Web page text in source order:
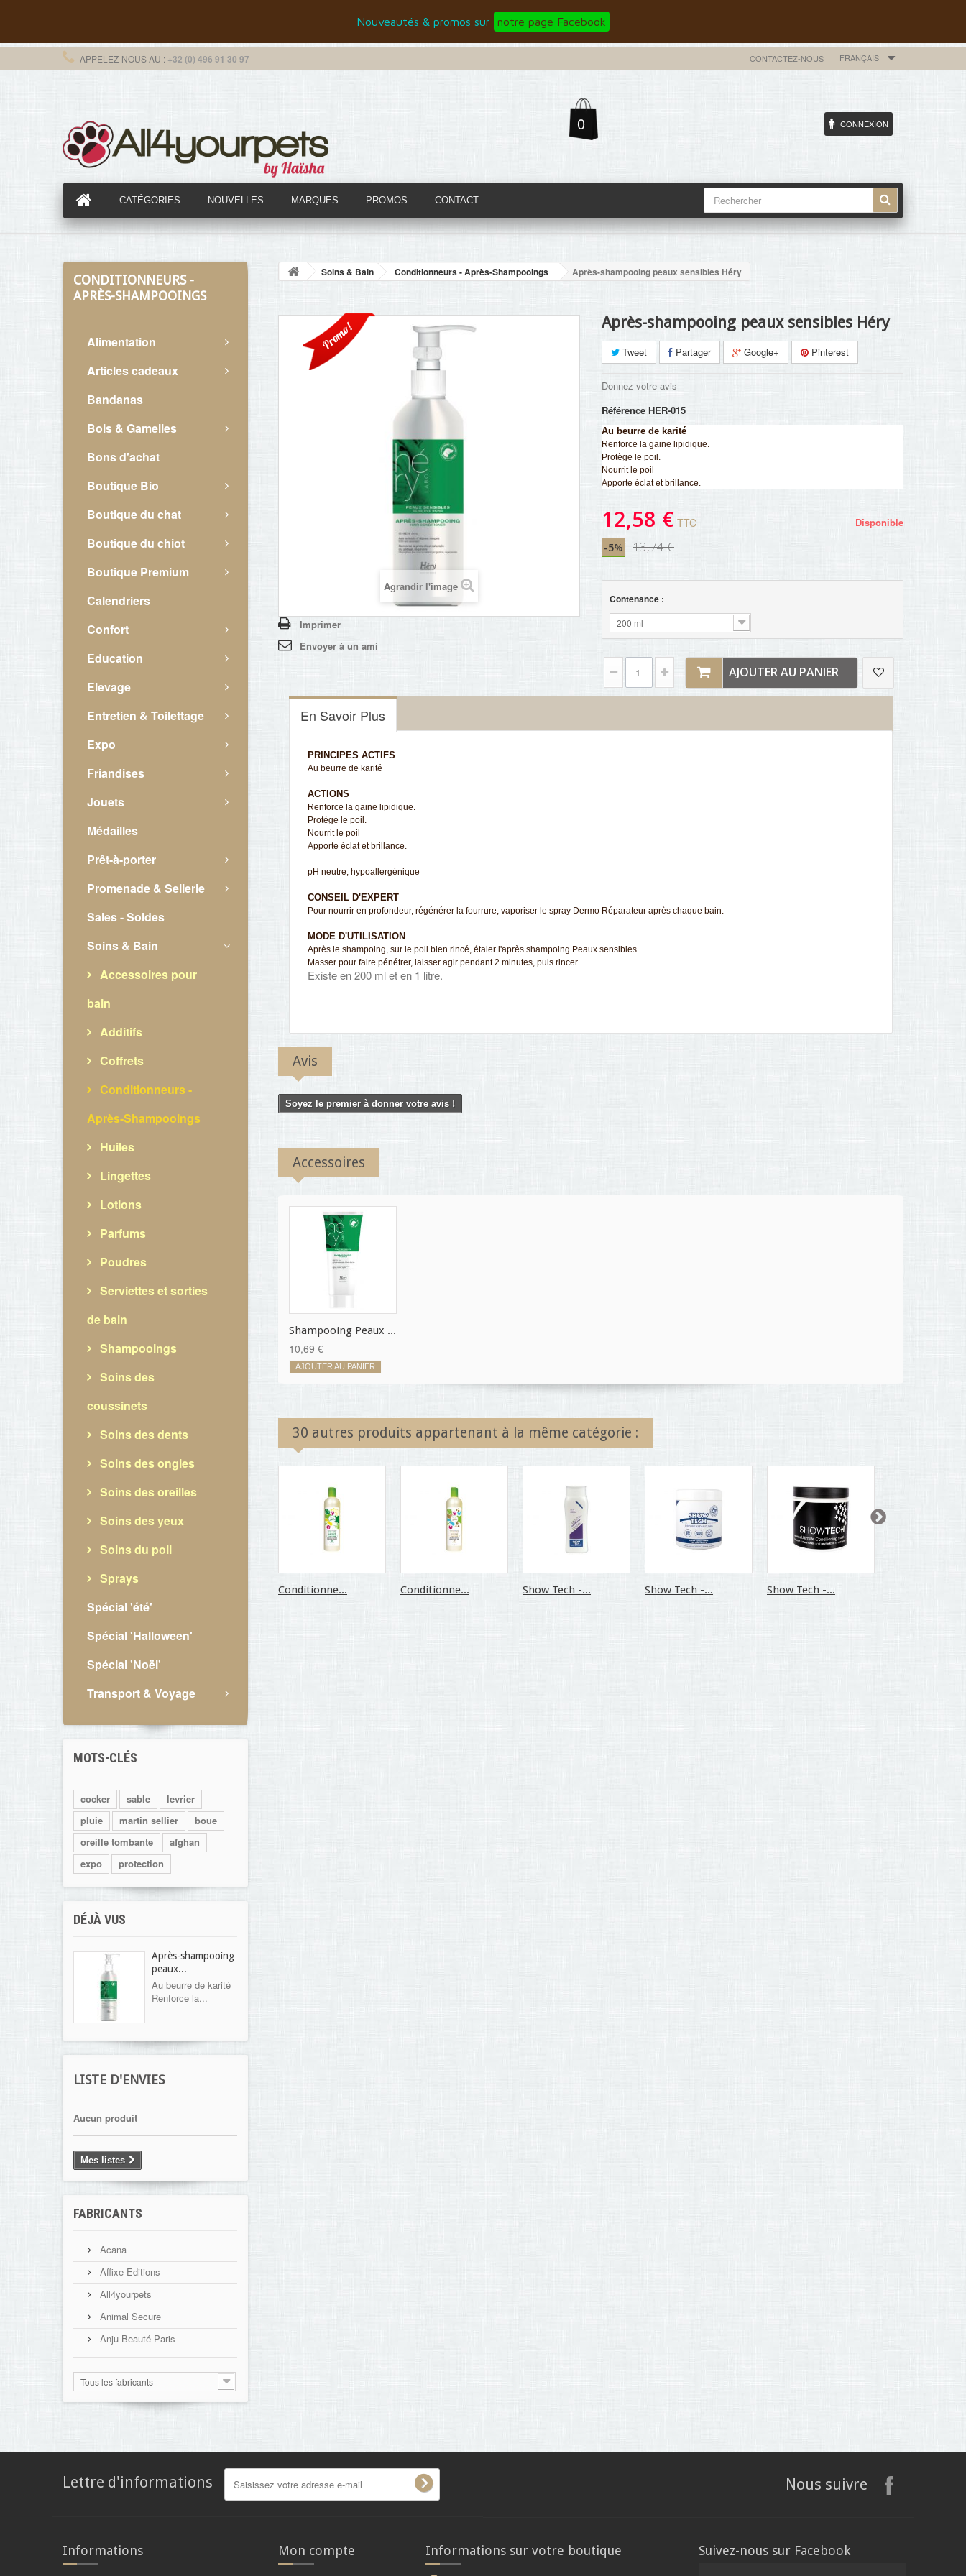
Nouveautés & promos sur notre page Facebook
FRANÇAIS
CONTACTEZ-NOUS
APPELEZ-NOUS AU : +32 (0) 496 91 30 97
0 CONNEXION
CATÉGORIES NOUVELLES MARQUES PROMOS CONTACT
CONDITIONNEURS -
APRÈS-SHAMPOOINGS
Alimentation
Articles cadeaux
Bandanas
Bols & Gamelles
Bons d'achat
Boutique Bio
Boutique du chat
Boutique du chiot
Boutique Premium
Calendriers
Confort
Education
Elevage
Entretien & Toilettage
Expo
Friandises
Jouets
Médailles
Prêt-à-porter
Promenade & Sellerie
Sales - Soldes
Soins & Bain
Accessoires pour
bain
Additifs
Coffrets
Conditionneurs -
Après-Shampooings
Huiles
Lingettes
Lotions
Parfums
Poudres
Serviettes et sorties
de bain
Shampooings
Soins des
coussinets
Soins des dents
Soins des ongles
Soins des oreilles
Soins des yeux
Soins du poil
Sprays
Spécial 'été'
Spécial 'Halloween'
Spécial 'Noël'
Transport & Voyage
MOTS-CLÉS
cocker sable
levrier
pluie
martin sellier
boue
oreille tombante
afghan
expo
protection
DÉJÀ VUS
Après-shampooing
peaux...
Au beurre de karité
Renforce la...
LISTE D'ENVIES
Aucun produit
Mes listes
FABRICANTS
Acana
Affixe Editions
All4yourpets
Animal Secure
Anju Beauté Paris
Tous les fabricants
Soins & Bain Conditionneurs - Après-Shampooings Après-shampooing peaux sensibles Héry
Promo!
Agrandir l'image
Imprimer
Envoyer à un ami
Après-shampooing peaux sensibles Héry
Tweet Partager Google+ Pinterest
Donnez votre avis
Référence HER-015
Au beurre de karité
Renforce la gaine lipidique.
Protège le poil.
Nourrit le poil
Apporte éclat et brillance.
12,58 € TTC
-5% 13,74 €
Disponible
Contenance :
200 ml
AJOUTER AU PANIER
En Savoir Plus
PRINCIPES ACTIFS
Au beurre de karité
ACTIONS
Renforce la gaine lipidique.
Protège le poil.
Nourrit le poil
Apporte éclat et brillance.
pH neutre, hypoallergénique
CONSEIL D'EXPERT
Pour nourrir en profondeur, régénérer la fourrure, vaporiser le spray Dermo Réparateur après chaque bain.
MODE D'UTILISATION
Après le shampoing, sur le poil bien rincé, étaler l'après shampoing Peaux sensibles.
Masser pour faire pénétrer, laisser agir pendant 2 minutes, puis rincer.
Existe en 200 ml et en 1 litre.
Avis
Soyez le premier à donner votre avis !
Accessoires
Shampooing Peaux ...
10,69 €
AJOUTER AU PANIER
30 autres produits appartenant à la même catégorie :
Conditionne... Conditionne... Show Tech -... Show Tech -... Show Tech -...
Lettre d'informations Nous suivre
Informations Mon compte Informations sur votre boutique Suivez-nous sur Facebook